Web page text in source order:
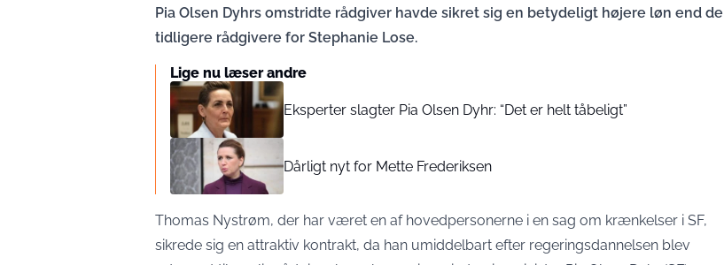
Pia Olsen Dyhrs omstridte rådgiver havde sikret sig en betydeligt højere løn end de
tidligere rådgivere for Stephanie Lose.
Lige nu læser andre
Eksperter slagter Pia Olsen Dyhr: “Det er helt tåbeligt”
Dårligt nyt for Mette Frederiksen
Thomas Nystrøm, der har været en af hovedpersonerne i en sag om krænkelser i SF,
sikrede sig en attraktiv kontrakt, da han umiddelbart efter regeringsdannelsen blev